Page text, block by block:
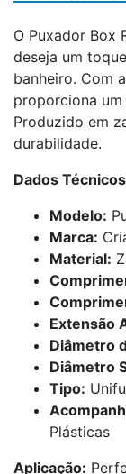
O Puxador Box
deseja um
banheiro. Com
proporciona
Produzido em
durabilidade.
Dados
Modelo:
Marca:
Material:
Extensão
Diâmetro
Diâmetro
Tipo:
Plásticas
Aplicação: